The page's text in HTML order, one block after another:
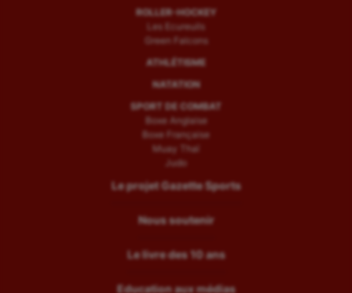
ROLLER-HOCKEY
Les Ecureuils
Green Falcons
ATHLÉTISME
NATATION
SPORT DE COMBAT
Boxe Anglaise
Boxe Française
Muay Thaï
Judo
Le projet Gazette Sports
Nous soutenir
Le livre des 10 ans
Education aux médias